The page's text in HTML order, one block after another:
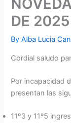
DE 2025
ByAlba Lucia
Cordial saludo
Por incapacidad
presentan las
11º3 y 11º5